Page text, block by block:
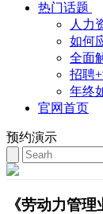
热门话题
人力
如何
全面
招聘
年终
官网首页
预约演示
《劳动力管